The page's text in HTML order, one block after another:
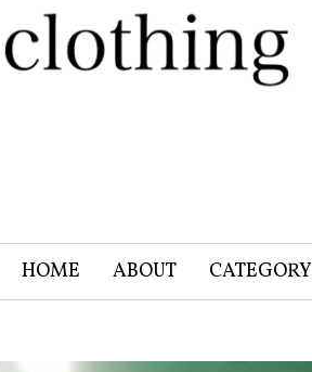
HOME ABOUT CATEGORY